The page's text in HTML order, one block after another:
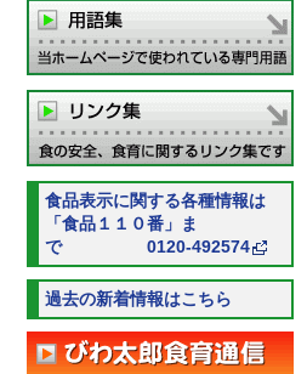
食品表示に関する各種情報は
「食品１１０番」ま
で 0120-492574
過去の新着情報はこちら